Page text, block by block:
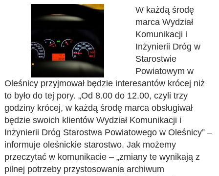
W każdą środę
marca Wydział
Komunikacji i
Inżynierii Dróg w
Starostwie
Powiatowym w
Oleśnicy przyjmował będzie interesantów krócej niż
to było do tej pory. „Od 8.00 do 12.00, czyli trzy
godziny krócej, w każdą środę marca obsługiwał
będzie swoich klientów Wydział Komunikacji i
Inżynierii Dróg Starostwa Powiatowego w Oleśnicy” –
informuje oleśnickie starostwo. Jak możemy
przeczytać w komunikacie – „zmiany te wynikają z
pilnej potrzeby przystosowania archiwum